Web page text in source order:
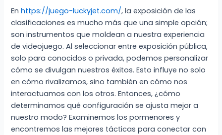
Enhttps://juego-luckyjet.com/, la exposición de las
clasificaciones es mucho más que una simple opción;
son instrumentos que moldean a nuestra experiencia
de videojuego. Al seleccionar entre exposición pública,
solo para conocidos o privada, podemos personalizar
cómo se divulgan nuestros éxitos. Esto influye no solo
en cómo rivalizamos, sino también en cómo nos
interactuamos con los otros. Entonces, ¿cómo
determinamos qué configuración se ajusta mejor a
nuestro modo? Examinemos los pormenores y
encontremos las mejores tácticas para conectar con